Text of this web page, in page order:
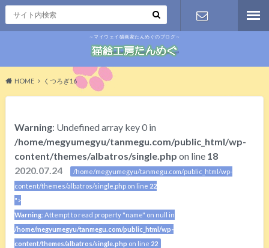
～マイウェイ猫画家たんめぐのブログ～
HOME くつろぎ16
Warning: Undefined array key 0 in
/home/megyumegyu/tanmegu.com/public_html/wp-
content/themes/albatros/single.php on line 18
2020.07.24
/home/megyumegyu/tanmegu.com/public_html/wp-
content/themes/albatros/single.php on line 22
">
Warning: Attempt to read property "name" on null in
/home/megyumegyu/tanmegu.com/public_html/wp-
content/themes/albatros/single.php on line 22